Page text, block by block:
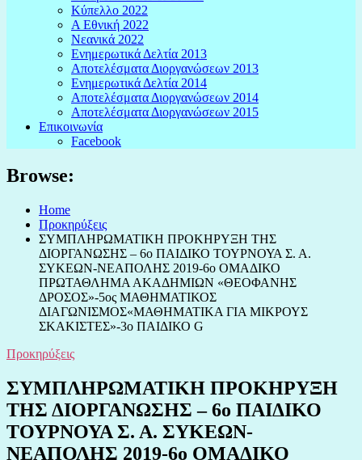
Κύπελλο 2022
Α Εθνική 2022
Νεανικά 2022
Ενημερωτικά Δελτία 2013
Αποτελέσματα Διοργανώσεων 2013
Ενημερωτικά Δελτία 2014
Αποτελέσματα Διοργανώσεων 2014
Αποτελέσματα Διοργανώσεων 2015
Επικοινωνία
Facebook
Browse:
Home
Προκηρύξεις
ΣΥΜΠΛΗΡΩΜΑΤΙΚΗ ΠΡΟΚΗΡΥΞΗ ΤΗΣ
ΔΙΟΡΓΑΝΩΣΗΣ – 6ο ΠΑΙΔΙΚΟ ΤΟΥΡΝΟΥΑ Σ. Α.
ΣΥΚΕΩΝ-ΝΕΑΠΟΛΗΣ 2019-6ο ΟΜΑΔΙΚΟ
ΠΡΩΤΑΘΛΗΜΑ ΑΚΑΔΗΜΙΩΝ «ΘΕΟΦΑΝΗΣ
ΔΡΟΣΟΣ»-5ος ΜΑΘΗΜΑΤΙΚΟΣ
ΔΙΑΓΩΝΙΣΜΟΣ«ΜΑΘΗΜΑΤΙΚΑ ΓΙΑ ΜΙΚΡΟΥΣ
ΣΚΑΚΙΣΤΕΣ»-3ο ΠΑΙΔΙΚΟ G
Προκηρύξεις
ΣΥΜΠΛΗΡΩΜΑΤΙΚΗ ΠΡΟΚΗΡΥΞΗ
ΤΗΣ ΔΙΟΡΓΑΝΩΣΗΣ – 6ο ΠΑΙΔΙΚΟ
ΤΟΥΡΝΟΥΑ Σ. Α. ΣΥΚΕΩΝ-
ΝΕΑΠΟΛΗΣ 2019-6ο ΟΜΑΔΙΚΟ